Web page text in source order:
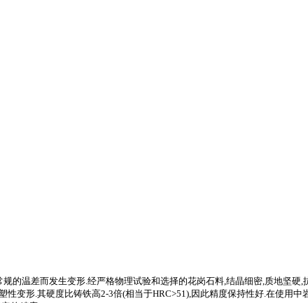
的温差而发生变形.经严格物理试验和选择的花岗石料,结晶细密,质地坚硬
变形.其硬度比铸铁高2-3倍(相当于HRC>51),因此精度保持性好.在使用